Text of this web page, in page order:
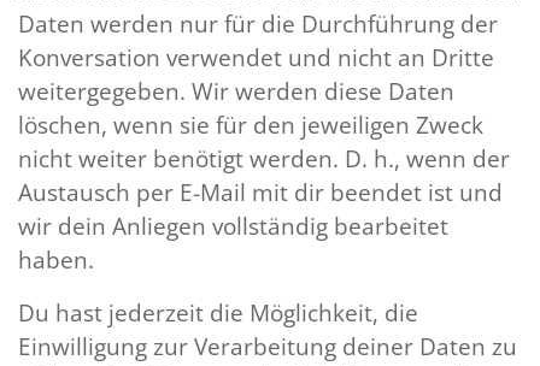
Daten werden nur für die Durchführung der
Konversation verwendet und nicht an Dritte
weitergegeben. Wir werden diese Daten
löschen, wenn sie für den jeweiligen Zweck
nicht weiter benötigt werden. D. h., wenn der
Austausch per E-Mail mit dir beendet ist und
wir dein Anliegen vollständig bearbeitet
haben.
Du hast jederzeit die Möglichkeit, die
Einwilligung zur Verarbeitung deiner Daten zu